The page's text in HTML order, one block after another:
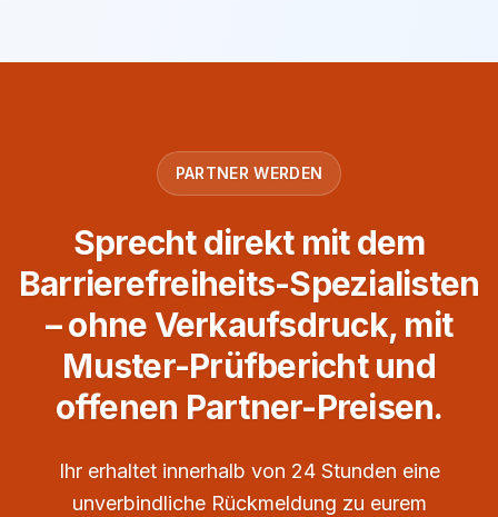
PARTNER WERDEN
Sprecht direkt mit dem
Barrierefreiheits-Spezialisten
– ohne Verkaufsdruck, mit
Muster-Prüfbericht und
offenen Partner-Preisen.
Ihr erhaltet innerhalb von 24 Stunden eine
unverbindliche Rückmeldung zu eurem